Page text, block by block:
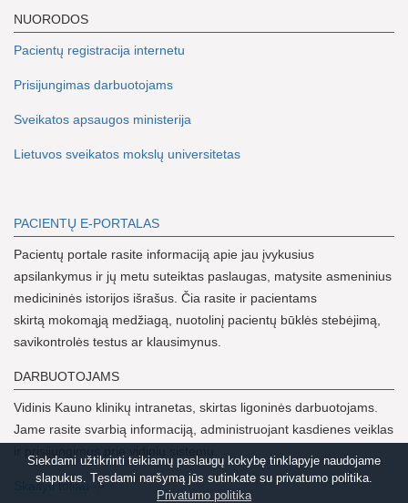
Siekdami užtikrinti teikiamų paslaugų kokybę tinklapyje naudojame
slapukus. Tęsdami naršymą jūs sutinkate su privatumo politika.
Privatumo politika
NUORODOS
Pacientų registracija internetu
Prisijungimas darbuotojams
Sveikatos apsaugos ministerija
Lietuvos sveikatos mokslų universitetas
PACIENTŲ E-PORTALAS
Pacientų portale rasite informaciją apie jau įvykusius
apsilankymus ir jų metu suteiktas paslaugas, matysite asmeninius
medicininės istorijos išrašus. Čia rasite ir pacientams
skirtą mokomąją medžiagą, nuotolinį pacientų būklės stebėjimą,
savikontrolės testus ar klausimynus.
DARBUOTOJAMS
Vidinis Kauno klinikų intranetas, skirtas ligoninės darbuotojams.
Jame rasite svarbią informaciją, administruojant kasdienes veiklas
Skaityti toliau ->